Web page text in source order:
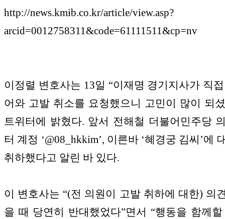
http://news.kmib.co.kr/article/view.asp?
arcid=0012758311&code=61111511&cp=nv
이정렬 변호사는 13일 “이재명 경기지사가 직
어와 고발 취소를 요청했으니 고민이 많이 되
트위터에 밝혔다. 앞서 전해철 더불어민주당
터 계정 ‘@08_hkkim’, 이른바 ‘혜경궁 김씨’에
취하했다고 알린 바 있다.
이 변호사는 “(전 의원이 고발 취하에 대한) 의
을 때 당연히 반대했었다”면서 “행동을 함께